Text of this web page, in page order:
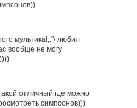
уходит
о Лизе
любит летать, и он
мультика!,:"/ любил
вообще не могу
отличный где можно
симпсонов)))